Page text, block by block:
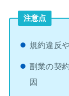
注意点
規約違反
副業の契
因